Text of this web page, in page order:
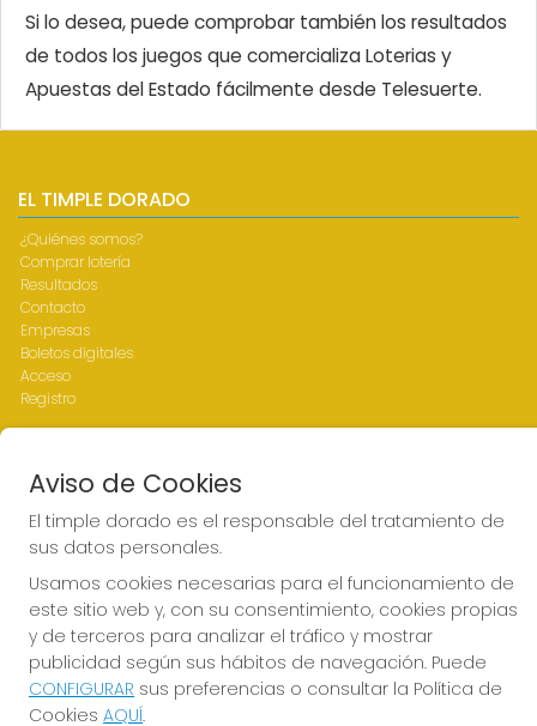
Si lo desea, puede comprobar también los resultados
de todos los juegos que comercializa Loterias y
Apuestas del Estado fácilmente desde Telesuerte.
EL TIMPLE DORADO
¿Quiénes somos?
Comprar lotería
Resultados
Contacto
Empresas
Boletos digitales
Acceso
Registro
CONTACTO
ADMINISTRACION DE LOTERIAS Nº1-LAS PALMAS - Receptor
Oficial 43700
928317168
web@eltimpledorado.com
Calle Mendizábal 1 - Local 11, Las Palmas de Gran Canaria
Aviso de Cookies
El timple dorado es el responsable del tratamiento de
sus datos personales.
Usamos cookies necesarias para el funcionamiento de
este sitio web y, con su consentimiento, cookies propias
y de terceros para analizar el tráfico y mostrar
publicidad según sus hábitos de navegación. Puede
CONFIGURAR sus preferencias o consultar la Política de
Cookies AQUÍ.